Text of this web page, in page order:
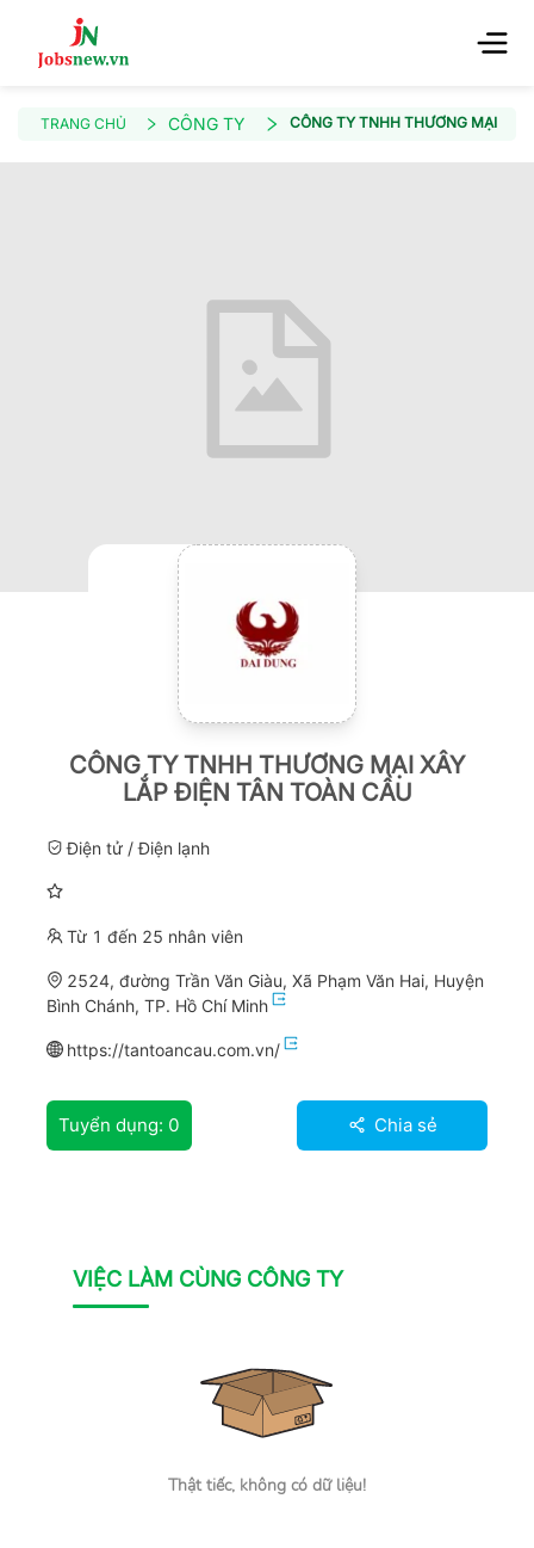
TRANG CHỦ CÔNG TY CÔNG TY TNHH THƯƠNG MẠI
CÔNG TY TNHH THƯƠNG MẠI XÂY
LẮP ĐIỆN TÂN TOÀN CẦU
Điện tử / Điện lạnh
Từ 1 đến 25 nhân viên
2524, đường Trần Văn Giàu, Xã Phạm Văn Hai, Huyện
Bình Chánh, TP. Hồ Chí Minh
https://tantoancau.com.vn/
Tuyển dụng: 0 Chia sẻ
VIỆC LÀM CÙNG CÔNG TY
Thật tiếc, không có dữ liệu!